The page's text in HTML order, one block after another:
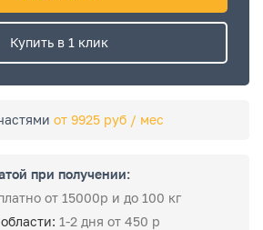
Купить в 1 клик
от 9925 руб / мес
при получении:
от 15000р и до 100 кг
1-2 дня от 450 р